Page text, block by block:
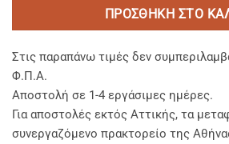
ΠΡΟΣΘΉΚΗ ΣΤΟ
Στις παραπάνω τιμές δεν
Φ.Π.Α.
Αποστολή σε 1-4 εργάσιμες ημέρες.
Για αποστολές εκτός Αττικής, τα
συνεργαζόμενο πρακτορείο της